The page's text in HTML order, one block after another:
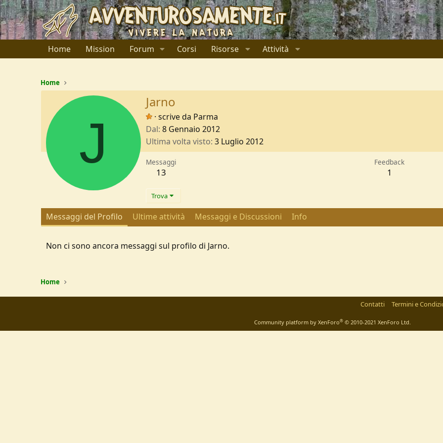
Home Mission Forum Corsi Risorse Attività
Home
J
Jarno
· scrive da Parma
Dal 8 Gennaio 2012
Ultima volta visto 3 Luglio 2012
Messaggi
13
Feedback
1
Trova
Messaggi del Profilo Ultime attività Messaggi e Discussioni Info
Non ci sono ancora messaggi sul profilo di Jarno.
Home
Contatti Termini e
Community platform by XenForo® © 2010-2021 XenForo Ltd.